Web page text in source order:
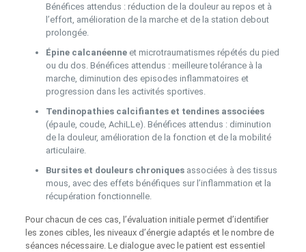
Bénéfices attendus : réduction de la douleur au repos et à
l’effort, amélioration de la marche et de la station debout
prolongée.
Épine calcanéenneet microtraumatismes répétés du pied
ou du dos. Bénéfices attendus : meilleure tolérance à la
marche, diminution des episodes inflammatoires et
progression dans les activités sportives.
Tendinopathies calcifiantes et tendines associées
(épaule, coude, AchiLLe). Bénéfices attendus : diminution
de la douleur, amélioration de la fonction et de la mobilité
articulaire.
Bursites et douleurs chroniquesassociées à des tissus
mous, avec des effets bénéfiques sur l’inflammation et la
récupération fonctionnelle.
Pour chacun de ces cas, l’évaluation initiale permet d’identifier
les zones cibles, les niveaux d’énergie adaptés et le nombre de
séances nécessaire. Le dialogue avec le patient est essentiel